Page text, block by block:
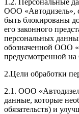
ООО «Автодизель»,
быть блокированы
его законного
персональных
обозначенной ООО
предусмотренной на
2.Цели обработки
2.1. ООО
данные, которые
обязательств) и